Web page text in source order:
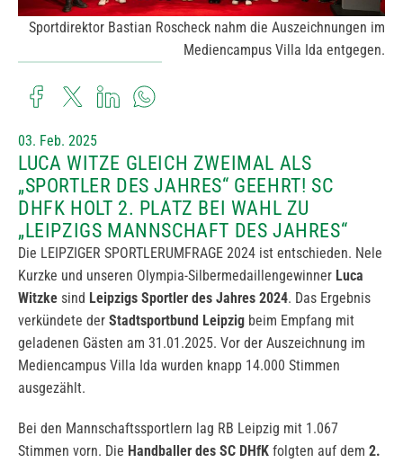
Sportdirektor Bastian Roscheck nahm die Auszeichnungen im
Mediencampus Villa Ida entgegen.
03. Feb. 2025
LUCA WITZE GLEICH ZWEIMAL ALS
„SPORTLER DES JAHRES“ GEEHRT! SC
DHFK HOLT 2. PLATZ BEI WAHL ZU
„LEIPZIGS MANNSCHAFT DES JAHRES“
Die LEIPZIGER SPORTLERUMFRAGE 2024 ist entschieden. Nele
Kurzke und unseren Olympia-Silbermedaillengewinner Luca
Witzke sind Leipzigs Sportler des Jahres 2024. Das Ergebnis
verkündete der Stadtsportbund Leipzig beim Empfang mit
geladenen Gästen am 31.01.2025. Vor der Auszeichnung im
Mediencampus Villa Ida wurden knapp 14.000 Stimmen
ausgezählt.
Bei den Mannschaftssportlern lag RB Leipzig mit 1.067
Stimmen vorn. Die Handballer des SC DHfK folgten auf dem 2.